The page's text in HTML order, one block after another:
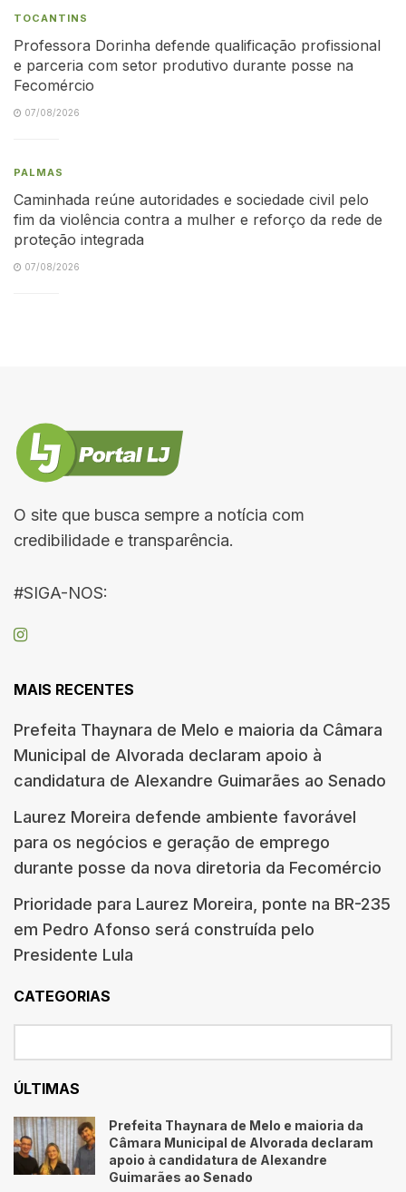
TOCANTINS
Professora Dorinha defende qualificação profissional
e parceria com setor produtivo durante posse na
Fecomércio
07/08/2026
PALMAS
Caminhada reúne autoridades e sociedade civil pelo
fim da violência contra a mulher e reforço da rede de
proteção integrada
07/08/2026
O site que busca sempre a notícia com
credibilidade e transparência.
#SIGA-NOS:
MAIS RECENTES
Prefeita Thaynara de Melo e maioria da Câmara
Municipal de Alvorada declaram apoio à
candidatura de Alexandre Guimarães ao Senado
Laurez Moreira defende ambiente favorável
para os negócios e geração de emprego
durante posse da nova diretoria da Fecomércio
Prioridade para Laurez Moreira, ponte na BR-235
em Pedro Afonso será construída pelo
Presidente Lula
CATEGORIAS
ÚLTIMAS
Prefeita Thaynara de Melo e maioria da
Câmara Municipal de Alvorada declaram
apoio à candidatura de Alexandre
Guimarães ao Senado